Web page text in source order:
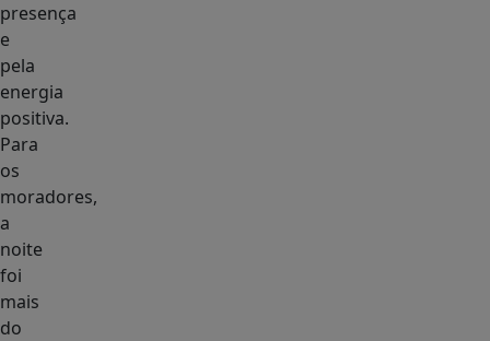
presença
e
pela
energia
positiva.
Para
os
moradores,
a
noite
foi
mais
do